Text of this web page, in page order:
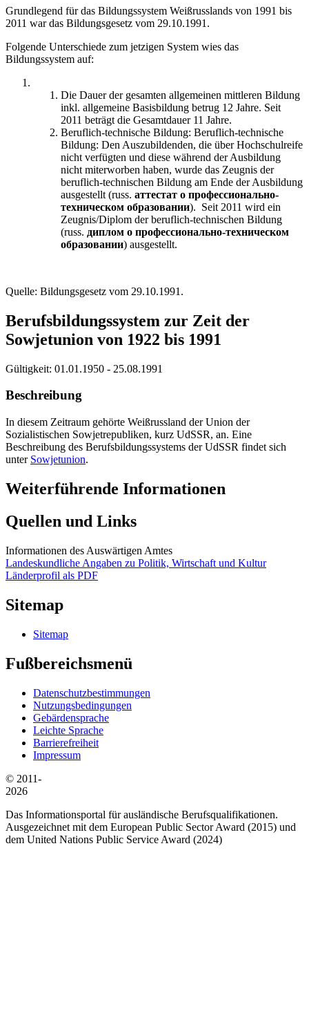
Grundlegend für das Bildungssystem Weißrusslands von 1991 bis
2011 war das Bildungsgesetz vom 29.10.1991.
Folgende Unterschiede zum jetzigen System wies das
Bildungssystem auf:
Die Dauer der gesamten allgemeinen mittleren Bildung
inkl. allgemeine Basisbildung betrug 12 Jahre. Seit
2011 beträgt die Gesamtdauer 11 Jahre.
Beruflich-technische Bildung: Beruflich-technische
Bildung: Den Auszubildenden, die über Hochschulreife
nicht verfügten und diese während der Ausbildung
nicht miterworben haben, wurde das Zeugnis der
beruflich-technischen Bildung am Ende der Ausbildung
ausgestellt (russ. аттестат о профессионально-
техническом образовании). Seit 2011 wird ein
Zeugnis/Diplom der beruflich-technischen Bildung
(russ. диплом о профессионально-техническом
образовании) ausgestellt.
Quelle: Bildungsgesetz vom 29.10.1991.
Berufsbildungssystem zur Zeit der
Sowjetunion von 1922 bis 1991
Gültigkeit: 01.01.1950 - 25.08.1991
Beschreibung
In diesem Zeitraum gehörte Weißrussland der Union der
Sozialistischen Sowjetrepubliken, kurz UdSSR, an. Eine
Beschreibung des Berufsbildungssystems der UdSSR findet sich
unter Sowjetunion.
Weiterführende Informationen
Quellen und Links
Informationen des Auswärtigen Amtes
Landeskundliche Angaben zu Politik, Wirtschaft und Kultur
Länderprofil als PDF
Sitemap
Sitemap
Fußbereichsmenü
Datenschutzbestimmungen
Nutzungsbedingungen
Gebärdensprache
Leichte Sprache
Barrierefreiheit
Impressum
© 2011-
2026
Das Informationsportal für ausländische Berufsqualifikationen.
Ausgezeichnet mit dem European Public Sector Award (2015) und
dem United Nations Public Service Award (2024)